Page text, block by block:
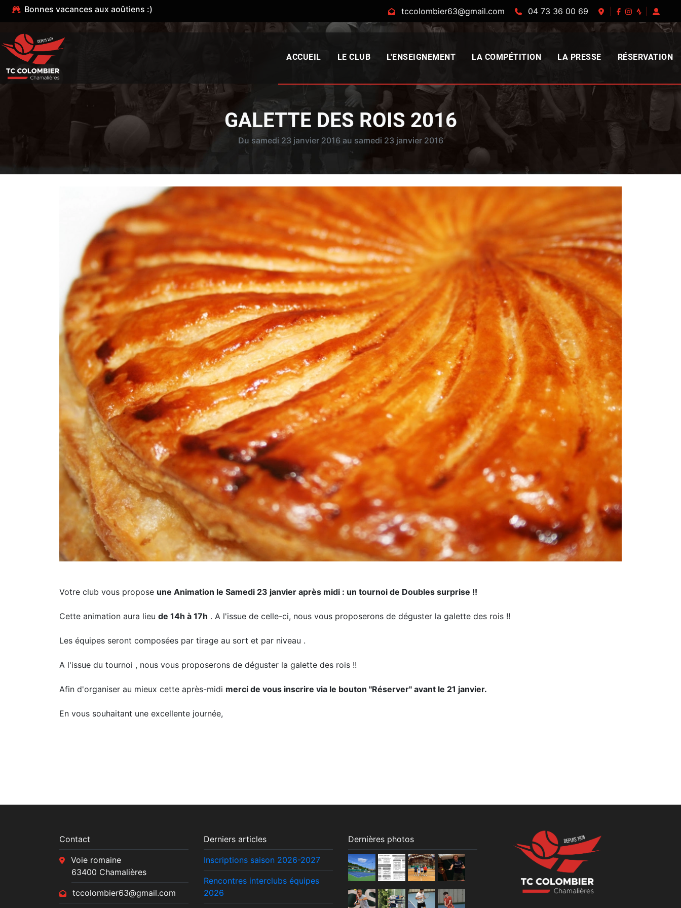
Bonnes vacances aux aoûtiens :) tccolombier63@gmail.com 04 73 36 00 69
ACCUEIL LE CLUB L'ENSEIGNEMENT LA COMPÉTITION LA PRESSE RÉSERVATION
GALETTE DES ROIS 2016
Du samedi 23 janvier 2016 au samedi 23 janvier 2016
Votre club vous propose une Animation le Samedi 23 janvier après midi : un tournoi de Doubles surprise !!
Cette animation aura lieu de 14h à 17h . A l'issue de celle-ci, nous vous proposerons de déguster la galette des rois !!
Les équipes seront composées par tirage au sort et par niveau .
A l'issue du tournoi , nous vous proposerons de déguster la galette des rois !!
Afin d'organiser au mieux cette après-midi merci de vous inscrire via le bouton "Réserver" avant le 21 janvier.
En vous souhaitant une excellente journée,
Contact
Voie romaine
63400 Chamalières
tccolombier63@gmail.com
Derniers articles
Inscriptions saison 2026-2027
Rencontres interclubs équipes
2026
Dernières photos